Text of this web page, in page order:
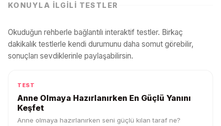
KONUYLA İLGILI TESTLER
Okuduğun rehberle bağlantılı interaktif testler. Birkaç
dakikalık testlerle kendi durumunu daha somut görebilir,
sonuçları sevdiklerinle paylaşabilirsin.
TEST
Anne Olmaya Hazırlanırken En Güçlü Yanını
Keşfet
Anne olmaya hazırlanırken seni güçlü kılan taraf ne?